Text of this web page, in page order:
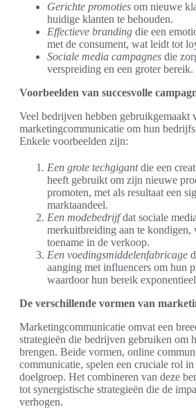
Gerichte promoties om nieuwe
huidige klanten te behouden.
Effectieve branding die een
met de consument, wat leidt tot
Sociale media campagnes die
verspreiding en een groter bereik.
Voorbeelden van succesvolle
Veel bedrijven hebben gebruikgemaakt
marketingcommunicatie om hun
Enkele voorbeelden zijn:
Een grote techgigantdie een
heeft gebruikt om zijn nieuwe
promoten, met als resultaat een
marktaandeel.
Een modebedrijfdat sociale
merkuitbreiding aan te kondigen,
toename in de verkoop.
Een voedingsmiddelenfabricage
aanging met influencers om hun
waardoor hun bereik
De verschillende vormen van
Marketingcommunicatie omvat een
strategieën die bedrijven gebruiken om
brengen. Beide vormen, online
communicatie, spelen een cruciale rol
doelgroep. Het combineren van deze
tot synergistische strategieën die de
verhogen.